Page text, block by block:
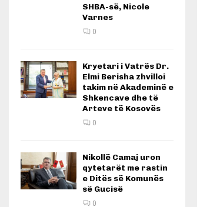
SHBA-së, Nicole
Varnes
0
Kryetari i Vatrës Dr.
Elmi Berisha zhvilloi
takim në Akademinë e
Shkencave dhe të
Arteve të Kosovës
0
Nikollë Camaj uron
qytetarët me rastin
e Ditës së Komunës
së Gucisë
0